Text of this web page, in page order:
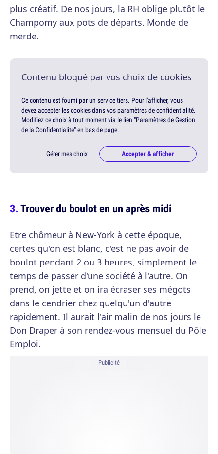
plus créatif. De nos jours, la RH oblige plutôt le
Champomy aux pots de départs. Monde de
merde.
Contenu bloqué par vos choix de cookies
Ce contenu est fourni par un service tiers. Pour l'afficher, vous
devez accepter les cookies dans vos paramètres de confidentialité.
Modifiez ce choix à tout moment via le lien "Paramètres de Gestion
de la Confidentialité" en bas de page.
Gérer mes choix Accepter & afficher
Trouver du boulot en un après midi
Etre chômeur à New-York à cette époque,
certes qu'on est blanc, c'est ne pas avoir de
boulot pendant 2 ou 3 heures, simplement le
temps de passer d'une société à l'autre. On
prend, on jette et on ira écraser ses mégots
dans le cendrier chez quelqu'un d'autre
rapidement. Il aurait l'air malin de nos jours le
Don Draper à son rendez-vous mensuel du Pôle
Emploi.
Publicité